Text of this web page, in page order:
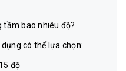
tầm bao nhiêu độ?
có thể lựa chọn:
độ